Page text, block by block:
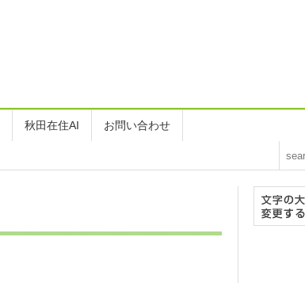
秋田在住AI お問い合わせ